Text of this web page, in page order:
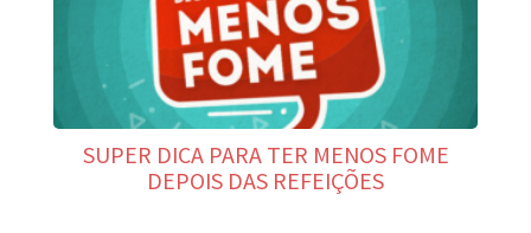
SUPER DICA PARA TER MENOS FOME
DEPOIS DAS REFEIÇÕES